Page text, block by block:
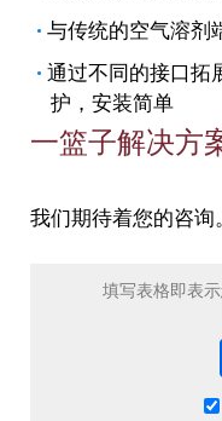
与传统的空气溶剂
通过不同的接口拓
护，安装简单
一篮子解决方
我们期待着您的咨询。
填写表格即表示